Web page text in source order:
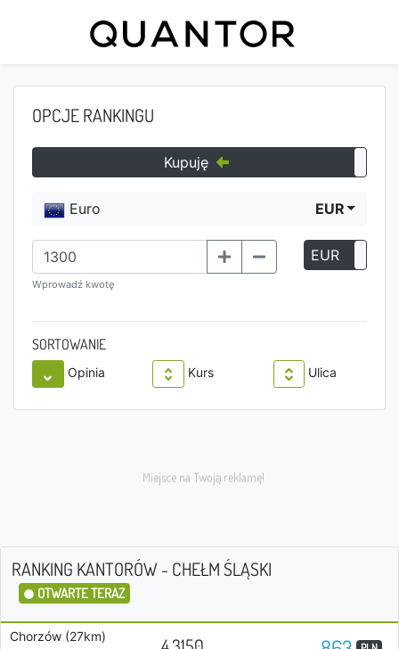
OPCJE RANKINGU
Kupuję
Euro EUR
Wprowadź kwotę
EUR
SORTOWANIE
Opinia Kurs Ulica
RANKING KANTORÓW - CHEŁM ŚLĄSKI
OTWARTE TERAZ
Chorzów (27km)